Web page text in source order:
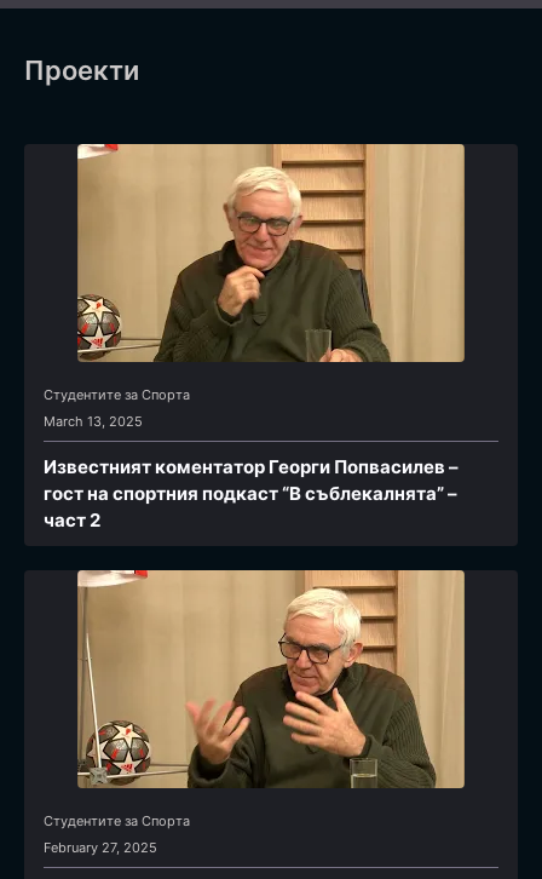
Проекти
Студентите за Спортa
March 13, 2025
Известният коментатор Георги Попвасилев –
гост на спортния подкаст “В съблекалнята” –
част 2
Студентите за Спортa
February 27, 2025